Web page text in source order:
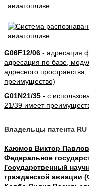
G06F12/06- адресация
адресация по базе,
адресного
преимущество)
G01N21/35- с
21/39 имеет
Владельцы патента RU
Каюмов Виктор
Федеральное
Государственный
гражданской авиации